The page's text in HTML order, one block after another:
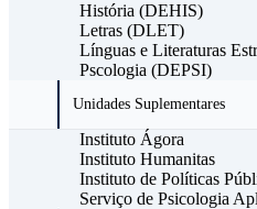
História (DEHIS)
Letras (DLET)
Línguas e Literaturas
Pscologia (DEPSI)
Unidades Suplementares
Instituto Ágora
Instituto Humanitas
Instituto de Políticas
Serviço de Psicologia